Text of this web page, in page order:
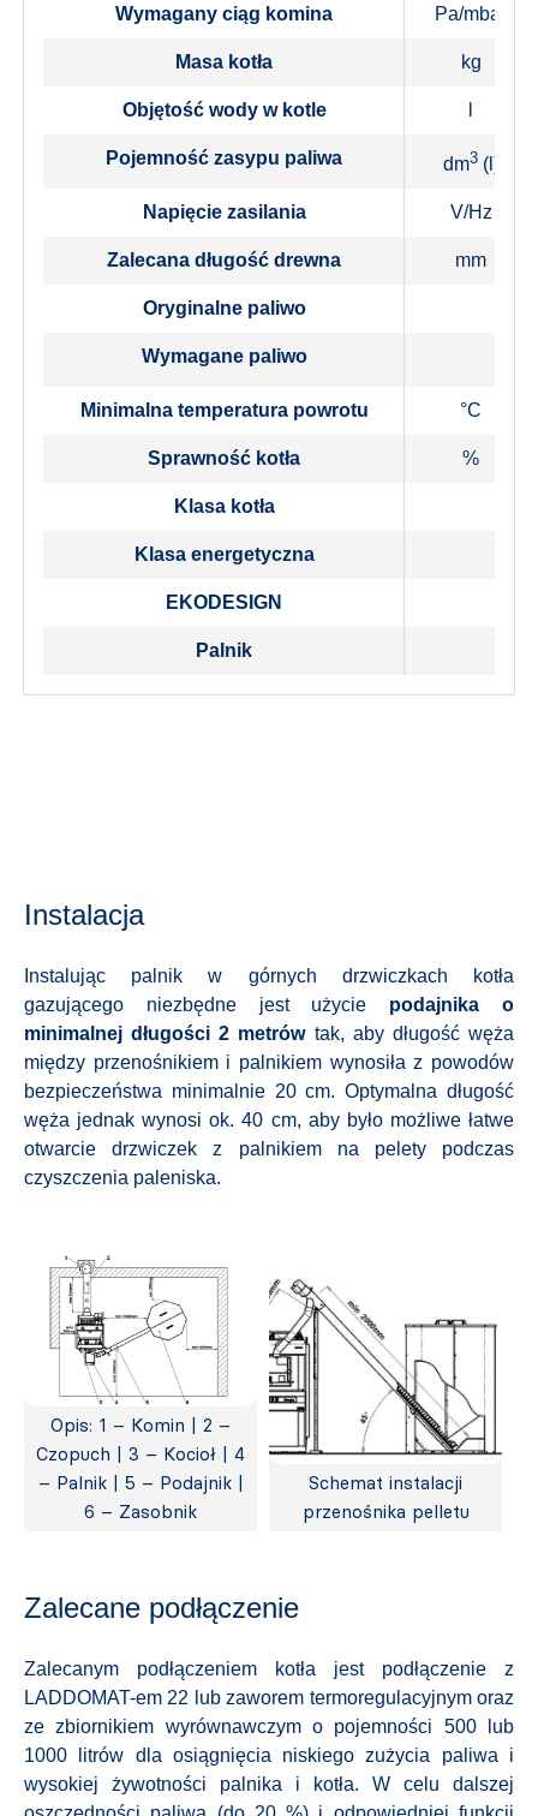
Wymagany ciąg komina Pa/mbar
Masa kotła kg
Objętość wody w kotle
Pojemność zasypu paliwa dm3(l)
Napięcie zasilania V/Hz
Zalecana długość drewna mm
Oryginalne paliwo
Wymagane paliwo
Minimalna temperatura powrotu °C
Sprawność kotła %
Klasa kotła
Klasa energetyczna
EKODESIGN
Palnik
Instalacja
Instalując palnik w górnych drzwiczkach kotła
gazującego niezbędne jest użycie podajnika o
minimalnej długości 2 metrówtak, aby długość węża
między przenośnikiem i palnikiem wynosiła z powodów
bezpieczeństwa minimalnie 20 cm. Optymalna długość
węża jednak wynosi ok. 40 cm, aby było możliwe łatwe
otwarcie drzwiczek z palnikiem na pelety podczas
czyszczenia paleniska.
Opis: 1 – Komin | 2 –
Czopuch | 3 – Kocioł | 4
– Palnik | 5 – Podajnik |
6 – Zasobnik
Schemat instalacji
przenośnika pelletu
Zalecane podłączenie
Zalecanym podłączeniem kotła jest podłączenie z
LADDOMAT-em 22 lub zaworem termoregulacyjnym oraz
ze zbiornikiem wyrównawczym o pojemności 500 lub
1000 litrów dla osiągnięcia niskiego zużycia paliwa i
wysokiej żywotności palnika i kotła. W celu dalszej